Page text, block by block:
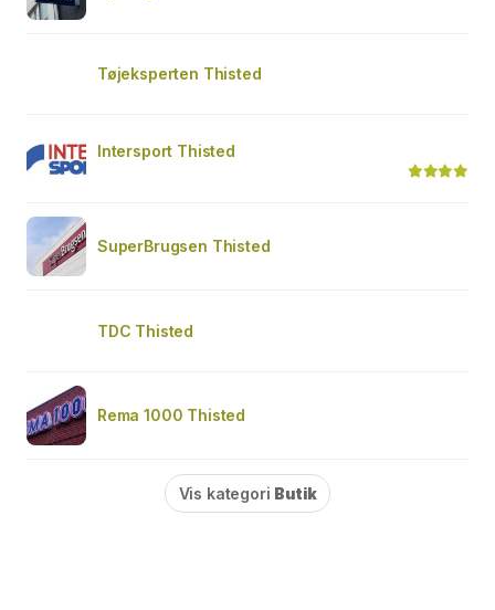
Tøjeksperten Thisted
Intersport Thisted
SuperBrugsen Thisted
TDC Thisted
Rema 1000 Thisted
Vis kategori Butik